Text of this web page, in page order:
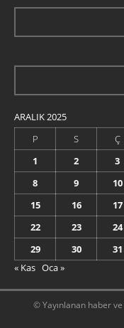
ARALIK 2025
P
S Ç
1
2 3
8
9 10
15
16 17
22
23 24
29
30
31
« Kas Oca »
© Yayınlanan haber